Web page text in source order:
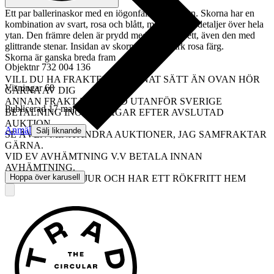
Ett par ballerinaskor med en iögonfallande design. Skorna har en
kombination av svart, rosa och blått, med glittriga detaljer över hela
ytan. Den främre delen är prydd med en blå rosett, även den med
glittrande stenar. Insidan av skorna är i en stark rosa färg.
Skorna är ganska breda fram
VILL DU HA FRAKTEN PÅ ANNAT SÄTT ÄN OVAN HÖR
GÄRNA AV DIG
ANNAN FRAKT KOSTNAD UTANFÖR SVERIGE
BETALNING INOM 5 DAGAR EFTER AVSLUTAD
AUKTION
SE ÄVEN MINA ANDRA AUKTIONER, JAG SAMFRAKTAR
GÄRNA.
VID EV AVHÄMTNING V.V BETALA INNAN
AVHÄMTNING.
JAG HAR INGA DJUR OCH HAR ETT RÖKFRITT HEM
Objektnr 732 004 136
Visningar 68
Publicerad 17 maj 13:14
Anmäl Sälj liknande
Hoppa över karusell